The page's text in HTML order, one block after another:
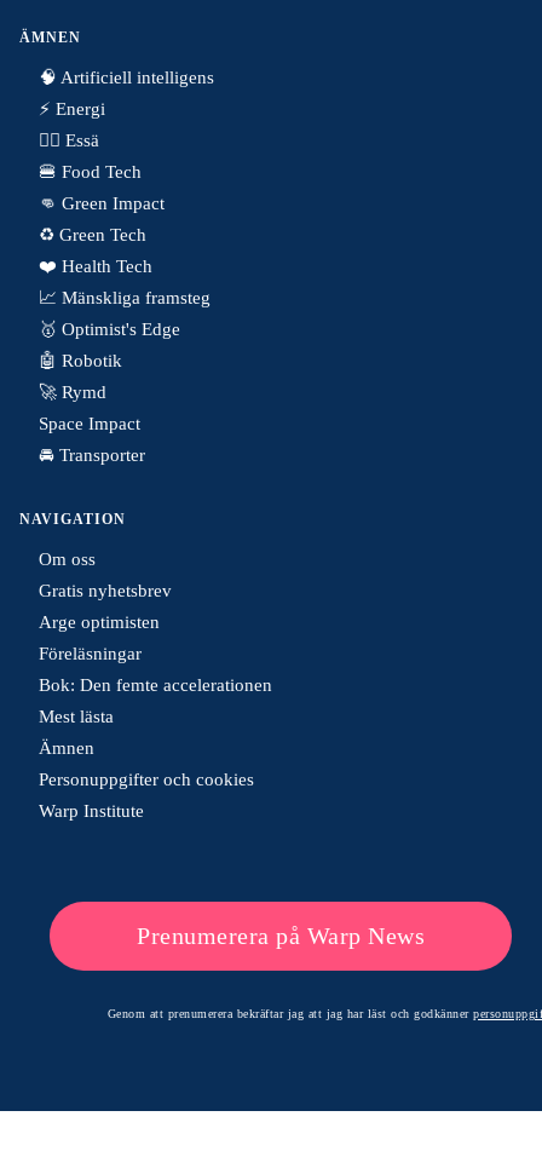
ÄMNEN
🧠 Artificiell intelligens
⚡️ Energi
✍🏼 Essä
🍔 Food Tech
👊 Green Impact
♻️ Green Tech
❤️ Health Tech
📈 Mänskliga framsteg
🥇 Optimist's Edge
🤖 Robotik
🚀 Rymd
Space Impact
🚘 Transporter
NAVIGATION
Om oss
Gratis nyhetsbrev
Arge optimisten
Föreläsningar
Bok: Den femte accelerationen
Mest lästa
Ämnen
Personuppgifter och cookies
Warp Institute
Prenumerera på Warp News
Genom att prenumerera bekräftar jag att jag har läst och godkänner